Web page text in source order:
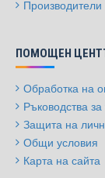
Производители
ПОМОЩЕН
Обработка на
Ръководства
Защита на
Общи условия
Карта на сайта